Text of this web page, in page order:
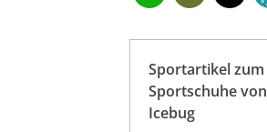
Sportartikel zum
Sportschuhe von
Icebug